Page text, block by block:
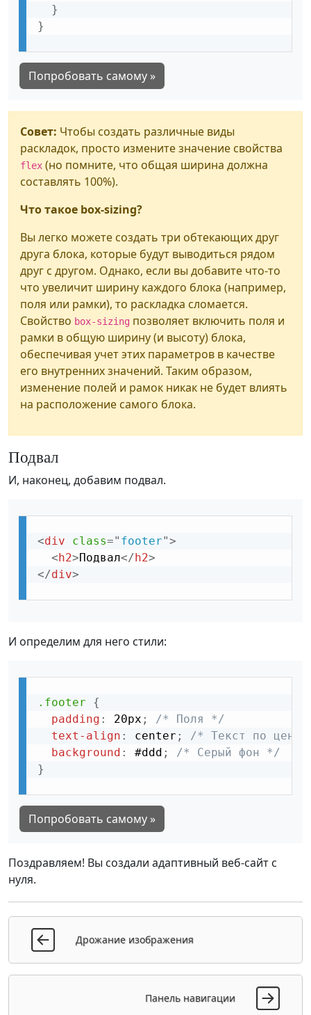
}
}
Попробовать самому »
Совет: Чтобы создать различные виды
раскладок, просто измените значение свойства
flex (но помните, что общая ширина должна
составлять 100%).
Что такое box-sizing?
Вы легко можете создать три обтекающих друг
друга блока, которые будут выводиться рядом
друг с другом. Однако, если вы добавите что-то
что увеличит ширину каждого блока (например,
поля или рамки), то раскладка сломается.
Свойство box-sizing позволяет включить поля и
рамки в общую ширину (и высоту) блока,
обеспечивая учет этих параметров в качестве
его внутренних значений. Таким образом,
изменение полей и рамок никак не будет влиять
на расположение самого блока.
Подвал
И, наконец, добавим подвал.
<div class=" footer">
<h2>Подвал</h2>
</div>
И определим для него стили:
.footer
{
padding : 20px ;
/* Поля */
text-align : center ;
/* Текст по
background : #ddd ;
/* Серый фон */
}
Попробовать самому »
Поздравляем! Вы создали адаптивный веб-сайт с
нуля.
Дрожание изображения
Панель навигации